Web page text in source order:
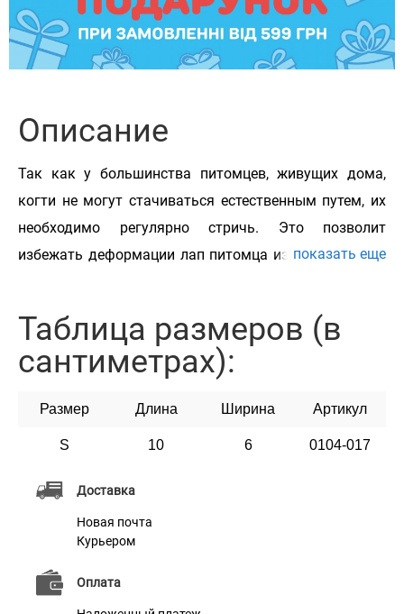
Доставка
Новая почта
Курьером
Оплата
Описание
Так как у большинства питомцев, живущих дома,
когти не могут стачиваться естественным путем, их
необходимо регулярно стричь. Это позволит
избежать деформации лап питомца из-за чрезмерно
животных. Это незаменимый и необходимый
инструмент для ухода за домашним питомцем.
оставаться достаточно острым. Когтерез ножницы
Barksi – незаменимая и необходимая вещь для ухода
Характеристики
показать еще
Таблица размеров (в
сантиметрах):
Размер Длина Ширина Артикул
S 10 6 0104-017